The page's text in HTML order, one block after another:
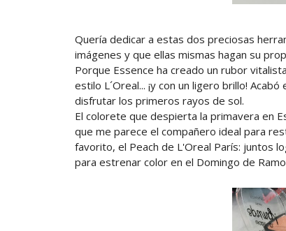
Quería dedicar a estas dos preciosas
imágenes y que ellas mismas hagan su
Porque Essence ha creado un rubor
estilo L´Oreal... ¡y con un ligero brillo!
disfrutar los primeros rayos de sol.
El colorete que despierta la primavera en
que me parece el compañero ideal para
favorito, el Peach de L'Oreal París: juntos
para estrenar color en el Domingo de